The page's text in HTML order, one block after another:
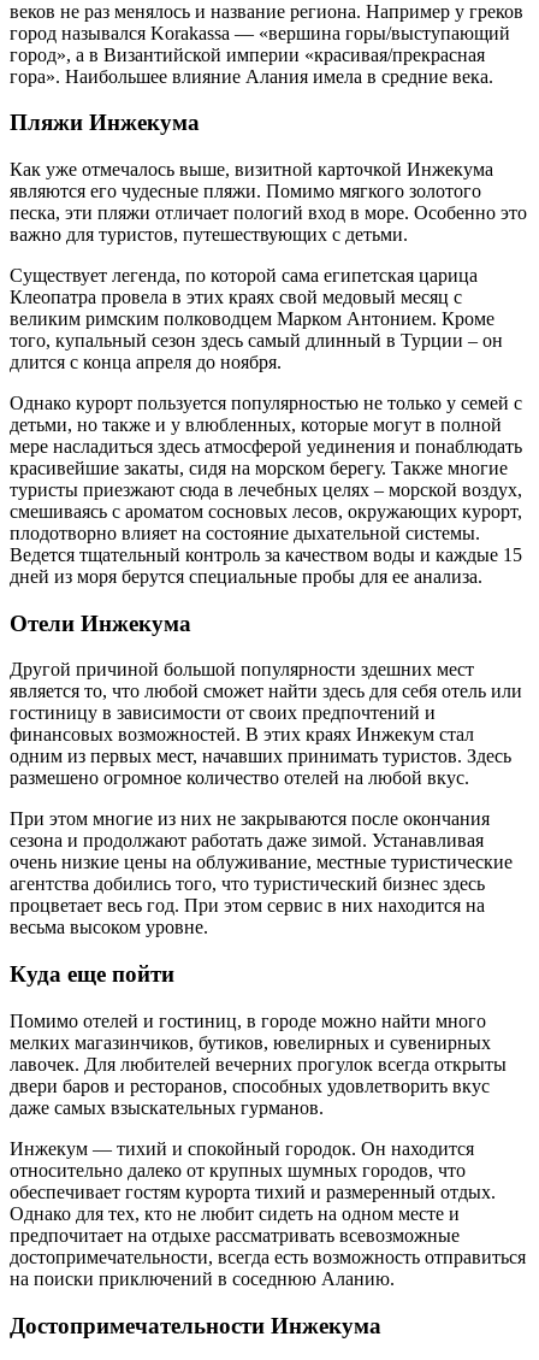
веков не раз менялось и название региона. Например у греков
город назывался Korakassa — «вершина горы/выступающий
город», а в Византийской империи «красивая/прекрасная
гора». Наибольшее влияние Алания имела в средние века.
Пляжи Инжекума
Как уже отмечалось выше, визитной карточкой Инжекума
являются его чудесные пляжи. Помимо мягкого золотого
песка, эти пляжи отличает пологий вход в море. Особенно это
важно для туристов, путешествующих с детьми.
Существует легенда, по которой сама египетская царица
Клеопатра провела в этих краях свой медовый месяц с
великим римским полководцем Марком Антонием. Кроме
того, купальный сезон здесь самый длинный в Турции – он
длится с конца апреля до ноября.
Однако курорт пользуется популярностью не только у семей с
детьми, но также и у влюбленных, которые могут в полной
мере насладиться здесь атмосферой уединения и понаблюдать
красивейшие закаты, сидя на морском берегу. Также многие
туристы приезжают сюда в лечебных целях – морской воздух,
смешиваясь с ароматом сосновых лесов, окружающих курорт,
плодотворно влияет на состояние дыхательной системы.
Ведется тщательный контроль за качеством воды и каждые 15
дней из моря берутся специальные пробы для ее анализа.
Отели Инжекума
Другой причиной большой популярности здешних мест
является то, что любой сможет найти здесь для себя отель или
гостиницу в зависимости от своих предпочтений и
финансовых возможностей. В этих краях Инжекум стал
одним из первых мест, начавших принимать туристов. Здесь
размешено огромное количество отелей на любой вкус.
При этом многие из них не закрываются после окончания
сезона и продолжают работать даже зимой. Устанавливая
очень низкие цены на облуживание, местные туристические
агентства добились того, что туристический бизнес здесь
процветает весь год. При этом сервис в них находится на
весьма высоком уровне.
Куда еще пойти
Помимо отелей и гостиниц, в городе можно найти много
мелких магазинчиков, бутиков, ювелирных и сувенирных
лавочек. Для любителей вечерних прогулок всегда открыты
двери баров и ресторанов, способных удовлетворить вкус
даже самых взыскательных гурманов.
Инжекум — тихий и спокойный городок. Он находится
относительно далеко от крупных шумных городов, что
обеспечивает гостям курорта тихий и размеренный отдых.
Однако для тех, кто не любит сидеть на одном месте и
предпочитает на отдыхе рассматривать всевозможные
достопримечательности, всегда есть возможность отправиться
на поиски приключений в соседнюю Аланию.
Достопримечательности Инжекума